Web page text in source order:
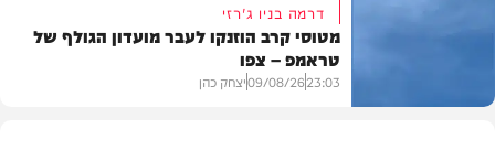
דרמה בניו ג'רזי
מטוסי קרב הוזנקו לעבר מועדון הגולף של
טראמפ – צפו
23:03
09/08/26יצחק כהן